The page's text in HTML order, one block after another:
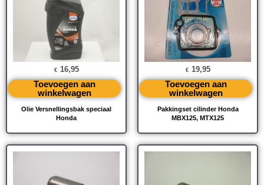
Olie Versnellingsbak speciaal
Honda
€ 16,95
Toevoegen aan
winkelwagen
Pakkingset cilinder Honda
MBX125, MTX125
€ 19,95
Toevoegen aan
winkelwagen